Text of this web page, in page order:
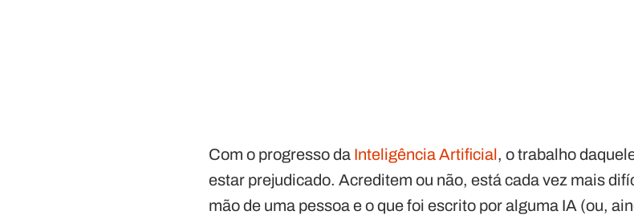
Com o progresso da Inteligência Artificial, o trabalho
estar prejudicado. Acreditem ou não, está cada vez mais
mão de uma pessoa e o que foi escrito por alguma IA (ou,